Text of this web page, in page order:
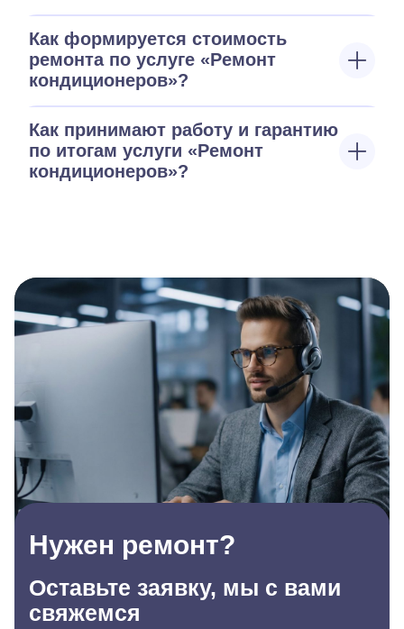
Как формируется стоимость
ремонта по услуге «Ремонт
кондиционеров»?
Как принимают работу и гарантию
по итогам услуги «Ремонт
кондиционеров»?
Нужен ремонт?
Оставьте заявку, мы с вами
свяжемся